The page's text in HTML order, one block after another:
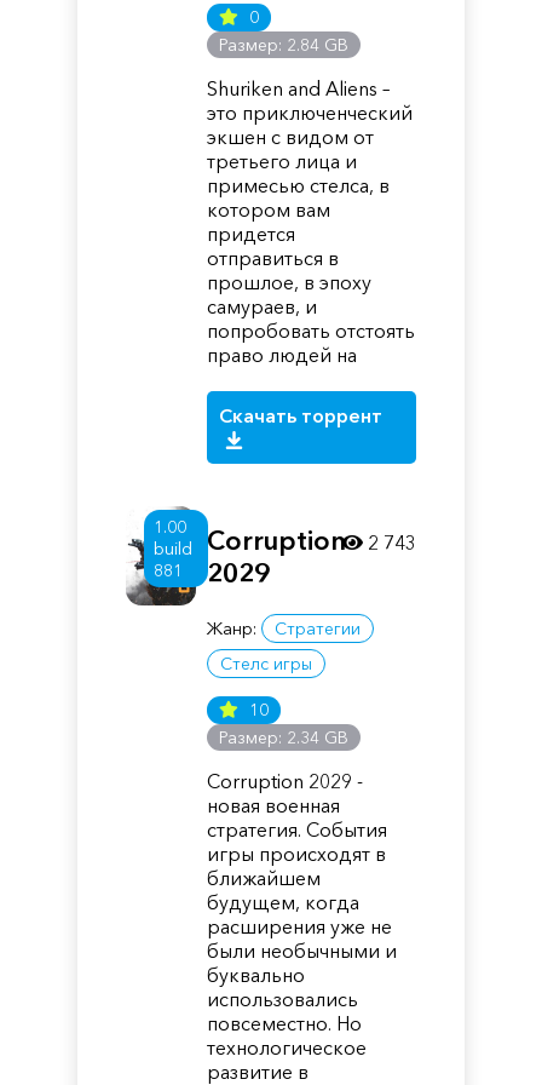
0
Размер: 2.84 GB
Shuriken and Aliens –
это приключенческий
экшен с видом от
третьего лица и
примесью стелса, в
котором вам
придется
отправиться в
прошлое, в эпоху
самураев, и
попробовать отстоять
право людей на
Скачать торрент
1.00
build
881
Corruption
2029
Жанр:
Стратегии
Стелс игры
10
Размер: 2.34 GB
Corruption 2029 -
новая военная
стратегия. События
игры происходят в
ближайшем
будущем, когда
расширения уже не
были необычными и
буквально
использовались
повсеместно. Но
технологическое
развитие в
2 743